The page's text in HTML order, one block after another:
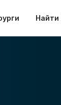
Найти